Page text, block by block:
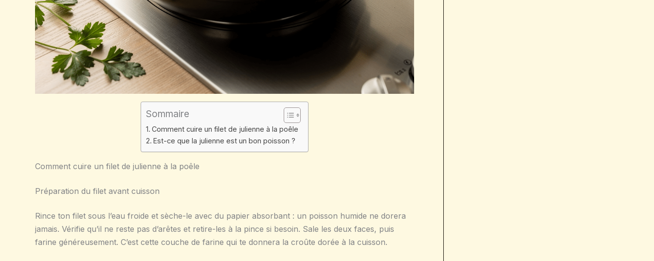
Sommaire
Comment cuire un filet de julienne à la poêle
Est-ce que la julienne est un bon poisson ?
Comment cuire un filet de julienne à la poêle
Préparation du filet avant cuisson
Rince ton filet sous l’eau froide et sèche-le avec du papier absorbant : un poisson humide ne dorera
jamais. Vérifie qu’il ne reste pas d’arêtes et retire-les à la pince si besoin. Sale les deux faces, puis
farine généreusement. C’est cette couche de farine qui te donnera la croûte dorée à la cuisson.